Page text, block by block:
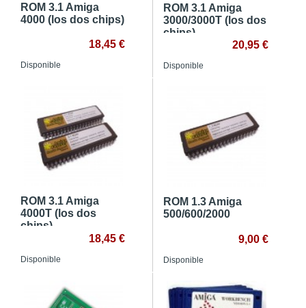
ROM 3.1 Amiga
4000 (los dos chips)
18,45 €
Disponible
ROM 3.1 Amiga
3000/3000T (los dos
chips)
20,95 €
Disponible
ROM 3.1 Amiga
4000T (los dos
chips)
18,45 €
Disponible
ROM 1.3 Amiga
500/600/2000
9,00 €
Disponible